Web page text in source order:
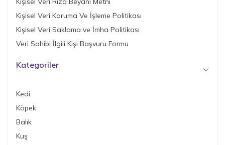
Kişisel Veri Koruma Ve İşleme Politikası
Kişisel Veri Saklama ve İmha Politikası
Veri Sahibi İlgili Kişi Başvuru Formu
Kategoriler
Kedi
Köpek
Balık
Kuş